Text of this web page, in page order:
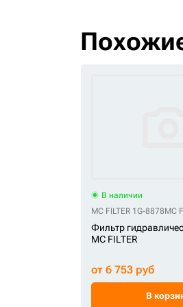
В наличии
MC FILTER 1G-8878MC
Фильтр
MC FILTER
от 6 753 руб
В